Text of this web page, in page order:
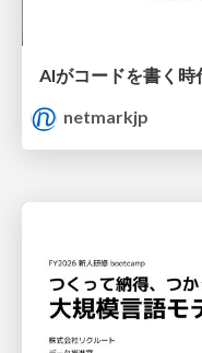
netmarkjp